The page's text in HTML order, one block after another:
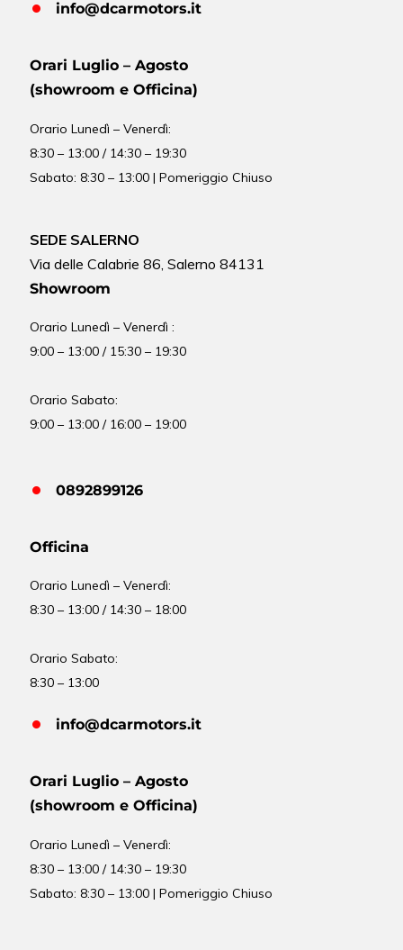
info@dcarmotors.it
Orari Luglio – Agosto
(showroom e Officina)
OrarioLunedì – Venerdì:
8:30 – 13:00 / 14:30 – 19:30
Sabato: 8:30 – 13:00 | Pomeriggio Chiuso
SEDE SALERNO
Via delle Calabrie 86, Salerno 84131
Showroom
Orario Lunedì – Venerdì :
9:00 – 13:00 / 15:30 – 19:30
Orario Sabato:
9:00 – 13:00 / 16:00 – 19:00
0892899126
Officina
OrarioLunedì – Venerdì:
8:30 – 13:00 / 14:30 – 18:00
Orario Sabato:
8:30 – 13:00
info@dcarmotors.it
Orari Luglio – Agosto
(showroom e Officina)
OrarioLunedì – Venerdì:
8:30 – 13:00 / 14:30 – 19:30
Sabato: 8:30 – 13:00 | Pomeriggio Chiuso